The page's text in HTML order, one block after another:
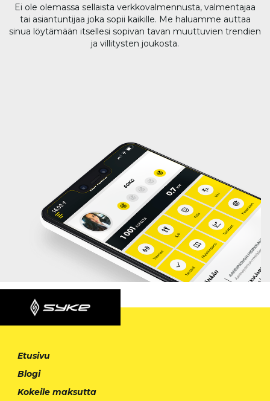
Ei ole olemassa sellaista verkkovalmennusta, valmentajaa
tai asiantuntijaa joka sopii kaikille. Me haluamme auttaa
sinua löytämään itsellesi sopivan tavan muuttuvien trendien
ja villitysten joukosta.
Etusivu
Blogi
Kokeile maksutta